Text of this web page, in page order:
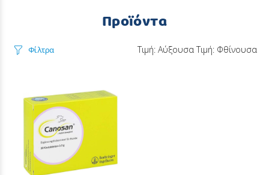
Προϊόντα
Φίλτρα Τιμή: Αύξουσα Τιμή: Φθίνουσα